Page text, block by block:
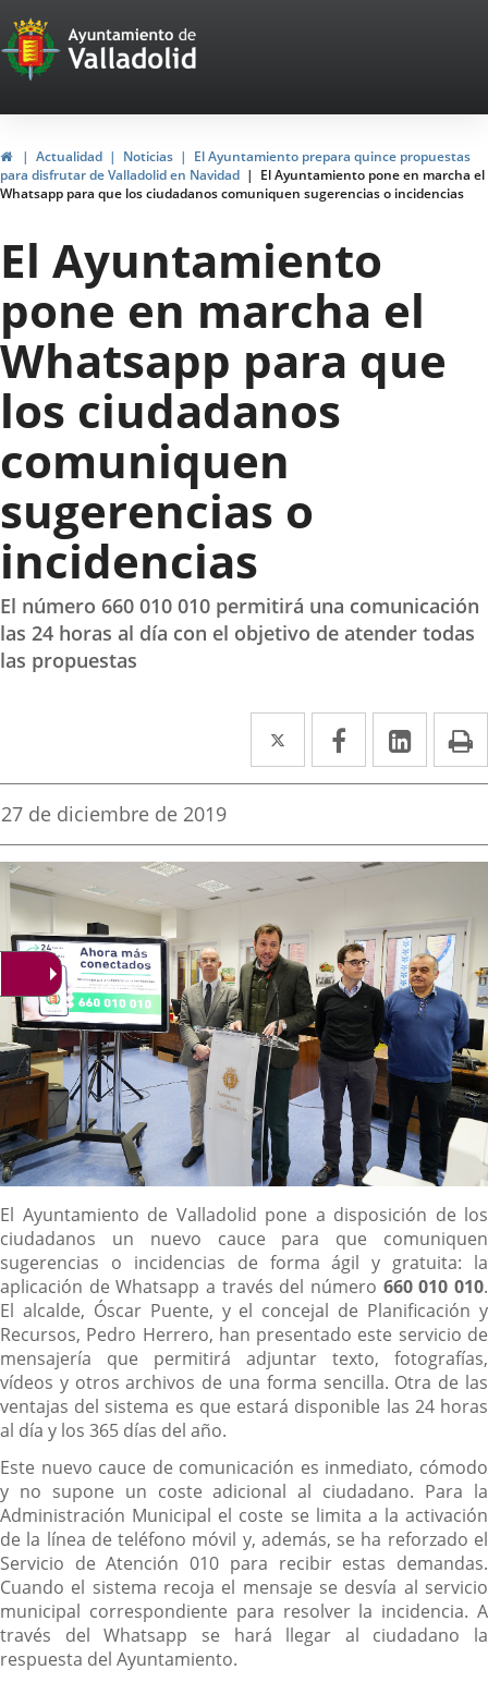
Portal
Web
del
Ayuntamiento
de
Valladolid
HomeActualidad Noticias
El Ayuntamiento prepara quince propuestas
para disfrutar de Valladolid en Navidad
El Ayuntamiento pone en marcha el
Whatsapp para que los ciudadanos comuniquen sugerencias o incidencias
El Ayuntamiento
pone en marcha el
Whatsapp para que
los ciudadanos
comuniquen
sugerencias o
incidencias
El número 660 010 010 permitirá una comunicación
las 24 horas al día con el objetivo de atender todas
las propuestas
Twitter
Enlace
a
aplicación
externa.
Facebook
Enlace
a
aplicación
externa.
Enlace
a
Fecha
la
noticia
27 de diciembre de 2019
Descripción
El Ayuntamiento de Valladolid pone a disposición de los
ciudadanos un nuevo cauce para que comuniquen
sugerencias o incidencias de forma ágil y gratuita: la
aplicación de Whatsapp a través del número 660 010 010.
El alcalde, Óscar Puente, y el concejal de Planificación y
Recursos, Pedro Herrero, han presentado este servicio de
mensajería que permitirá adjuntar texto, fotografías,
vídeos y otros archivos de una forma sencilla. Otra de las
ventajas del sistema es que estará disponible las 24 horas
al día y los 365 días del año.
Este nuevo cauce de comunicación es inmediato, cómodo
y no supone un coste adicional al ciudadano. Para la
Administración Municipal el coste se limita a la activación
de la línea de teléfono móvil y, además, se ha reforzado el
Servicio de Atención 010 para recibir estas demandas.
Cuando el sistema recoja el mensaje se desvía al servicio
municipal correspondiente para resolver la incidencia. A
través del Whatsapp se hará llegar al ciudadano la
respuesta del Ayuntamiento.